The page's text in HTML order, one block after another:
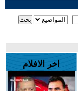
اخر الافلام